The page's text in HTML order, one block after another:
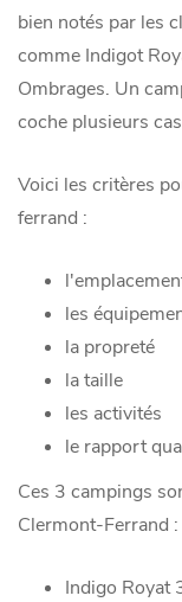
bien notés par les
comme Indigot
Ombrages. Un
coche plusieurs
Voici les critères
ferrand :
les
la propreté
la taille
les activités
le rapport
Ces 3 campings
Clermont-Ferrand :
Indigo Royat